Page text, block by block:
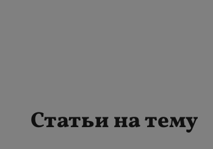
Статьи на тему